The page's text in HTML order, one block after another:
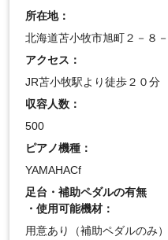
所在地：
北海道苫小牧市旭町２－８
アクセス：
JR苫小牧駅より徒歩２０分
収容人数：
500
ピアノ機種：
YAMAHACf
足台・補助ペダルの有無
・使用可能機材：
用意あり（補助ペダルのみ